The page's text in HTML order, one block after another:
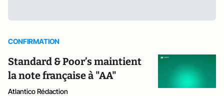
CONFIRMATION
Standard & Poor’s maintient
la note française à "AA"
Atlantico Rédaction